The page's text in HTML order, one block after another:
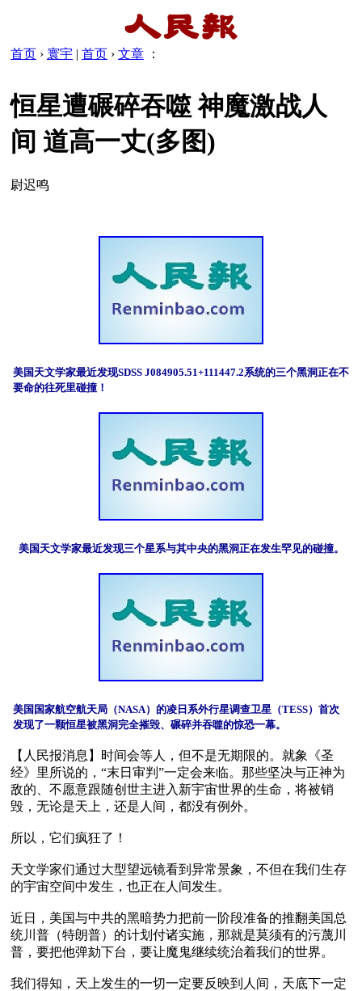
首页 › 寰宇 | 首页 › 文章 ：
恒星遭碾碎吞噬 神魔激战人
间 道高一丈(多图)
尉迟鸣
美国天文学家最近发现SDSS J084905.51+111447.2系统的三个黑洞正在不
要命的往死里碰撞！
美国天文学家最近发现三个星系与其中央的黑洞正在发生罕见的碰撞。
美国国家航空航天局（NASA）的凌日系外行星调查卫星（TESS）首次
发现了一颗恒星被黑洞完全摧毁、碾碎并吞噬的惊恐一幕。
【人民报消息】时间会等人，但不是无期限的。就象《圣
经》里所说的，“末日审判”一定会来临。那些坚决与正神为
敌的、不愿意跟随创世主进入新宇宙世界的生命，将被销
毁，无论是天上，还是人间，都没有例外。
所以，它们疯狂了！
天文学家们通过大型望远镜看到异常景象，不但在我们生存
的宇宙空间中发生，也正在人间发生。
近日，美国与中共的黑暗势力把前一阶段准备的推翻美国总
统川普（特朗普）的计划付诸实施，那就是莫须有的污蔑川
普，要把他弹劾下台，要让魔鬼继续统治着我们的世界。
我们得知，天上发生的一切一定要反映到人间，天底下一定